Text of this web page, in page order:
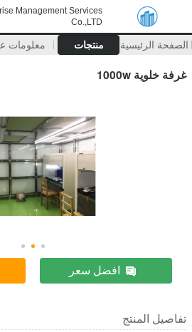
Management Services
Co.,LTD
الصفحة الرئيسية منتجات معلومات
غرفة خلوية 1000w
افضل سعر
تفاصيل المنتج